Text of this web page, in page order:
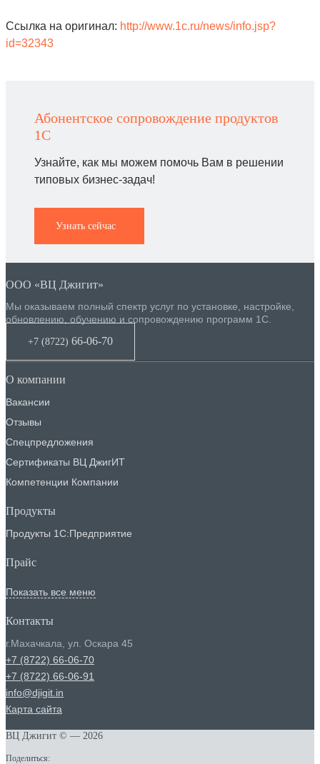
Ссылка на оригинал: http://www.1c.ru/news/info.jsp?
id=32343
Абонентское сопровождение продуктов
1C
Узнайте, как мы можем помочь Вам в решении
типовых бизнес-задач!
Узнать сейчас
ООО «ВЦ Джигит»
Мы оказываем полный спектр услуг по установке, настройке,
обновлению, обучению и сопровождению программ 1С.
+7 (8722) 66-06-70
О компании
Вакансии
Отзывы
Спецпредложения
Сертификаты ВЦ ДжигИТ
Компетенции Компании
Продукты
Продукты 1С:Предприятие
Прайс
Показать все меню
Контакты
г.Махачкала ул. Оскара 45
+7 (8722) 66-06-70
+7 (8722) 66-06-91
info@djigit.in
Карта сайта
ВЦ Джигит © — 2026
Поделиться: